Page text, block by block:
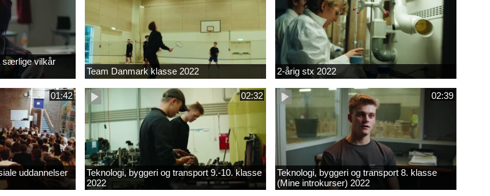
særlige vilkår
Team Danmark klasse 2022 2-årig stx 2022
01:42
uddannelser
02:32
Teknologi, byggeri og transport 9.-10. klasse
2022
02:39
Teknologi, byggeri og transport 8. klasse
(Mine introkurser) 2022